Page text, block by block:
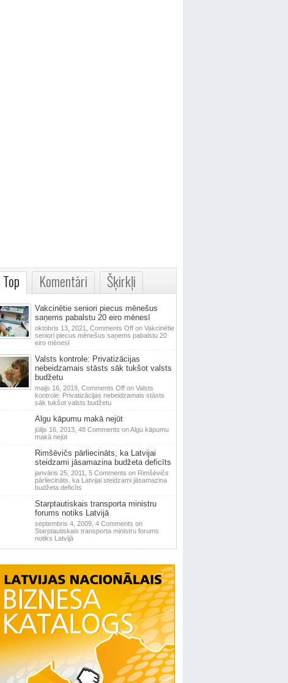
Top Komentāri Šķirkļi
Vakcinētie seniori piecus mēnešus
saņems pabalstu 20 eiro mēnesī
oktobris 13, 2021, Comments Offon Vakcinētie
seniori piecus mēnešus saņems pabalstu 20
eiro mēnesī
Valsts kontrole: Privatizācijas
nebeidzamais stāsts sāk tukšot valsts
budžetu
maijs 16, 2019, Comments Offon Valsts
kontrole: Privatizācijas nebeidzamais stāsts
sāk tukšot valsts budžetu
Algu kāpumu makā nejūt
jūlijs 16, 2013, 48 Comments on Algu kāpumu
makā nejūt
Rimšēvičs pārliecināts, ka Latvijai
steidzami jāsamazina budžeta deficīts
janvāris 25, 2011, 5 Comments on Rimšēvičs
pārliecināts, ka Latvijai steidzami jāsamazina
budžeta deficīts
Starptautiskais transporta ministru
forums notiks Latvijā
septembris 4, 2009, 4 Comments on
Starptautiskais transporta ministru forums
notiks Latvijā